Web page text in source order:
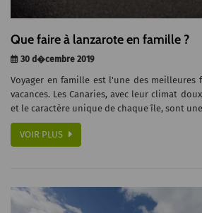
Que faire à lanzarote en famille ?
30 d�cembre 2019
Voyager en famille est l'une des meilleures
vacances. Les Canaries, avec leur climat
et le caractère unique de chaque île, sont
VOIR PLUS